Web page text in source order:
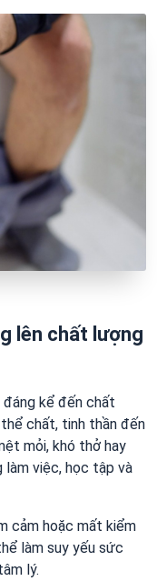
lên chất lượng
kể đến chất
chất, tinh thần đến
mỏi, khó thở hay
làm việc, học tập và
cảm hoặc mất kiểm
làm suy yếu sức
lý.